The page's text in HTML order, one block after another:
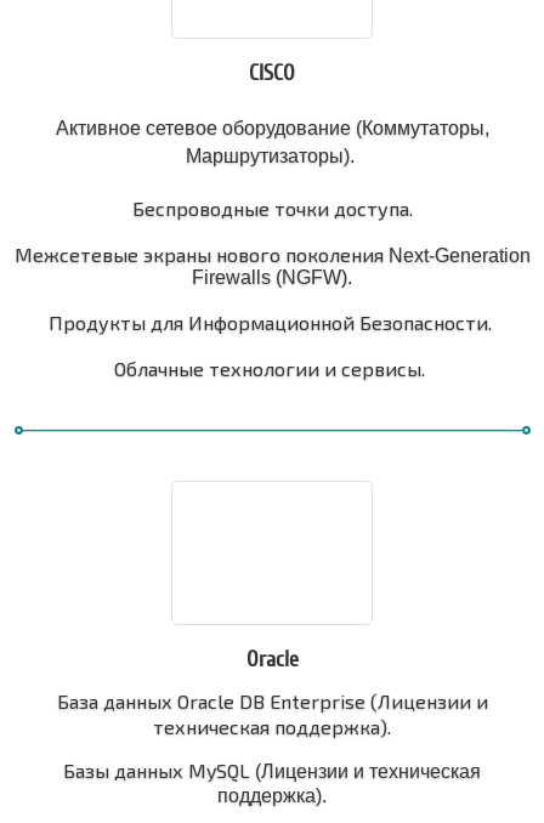
CISCO
Активное сетевое оборудование (Коммутаторы,
Маршрутизаторы).
Беспроводные точки доступа.
Межсетевые экраны нового поколения Next-Generation
Firewalls (NGFW).
Продукты для Информационной Безопасности.
Облачные технологии и сервисы.
Oracle
База данных Oracle DB Enterprise (Лицензии и
техническая поддержка).
Базы данных MySQL (Лицензии и техническая
поддержка).